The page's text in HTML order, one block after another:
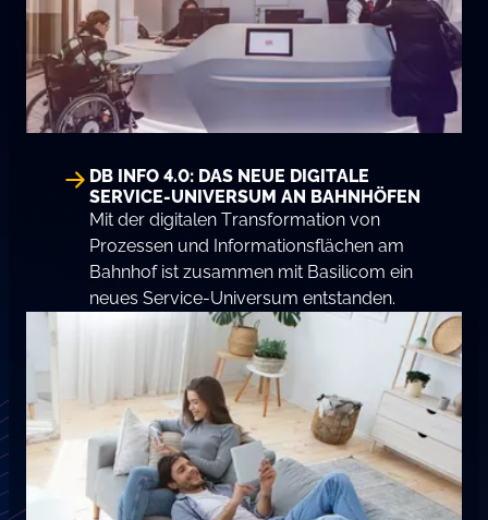
DB INFO 4.0: DAS NEUE DIGITALE
SERVICE-UNIVERSUM AN BAHNHÖFEN
Mit der digitalen Transformation von
Prozessen und Informationsflächen am
Bahnhof ist zusammen mit Basilicom ein
neues Service-Universum entstanden.